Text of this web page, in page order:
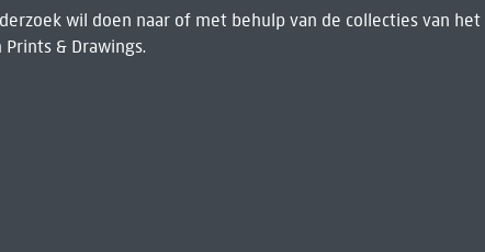
wil doen naar of met behulp van de collecties van het
& Drawings.